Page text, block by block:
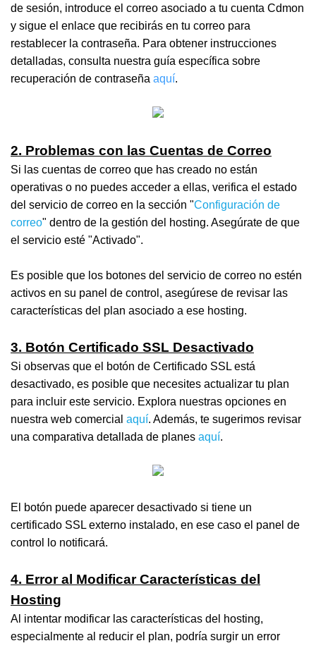
de sesión, introduce el correo asociado a tu cuenta Cdmon
y sigue el enlace que recibirás en tu correo para
restablecer la contraseña. Para obtener instrucciones
detalladas, consulta nuestra guía específica sobre
recuperación de contraseña aquí.
2. Problemas con las Cuentas de Correo
Si las cuentas de correo que has creado no están
operativas o no puedes acceder a ellas, verifica el estado
del servicio de correo en la sección "Configuración de
correo" dentro de la gestión del hosting. Asegúrate de que
el servicio esté "Activado".
Es posible que los botones del servicio de correo no estén
activos en su panel de control, asegúrese de revisar las
características del plan asociado a ese hosting.
3. Botón Certificado SSL Desactivado
Si observas que el botón de Certificado SSL está
desactivado, es posible que necesites actualizar tu plan
para incluir este servicio. Explora nuestras opciones en
nuestra web comercial aquí. Además, te sugerimos revisar
una comparativa detallada de planes aquí.
El botón puede aparecer desactivado si tiene un
certificado SSL externo instalado, en ese caso el panel de
control lo notificará.
4. Error al Modificar Características del
Hosting
Al intentar modificar las características del hosting,
especialmente al reducir el plan, podría surgir un error